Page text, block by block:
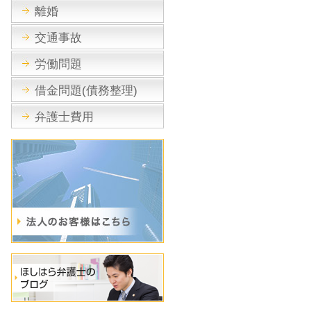
離婚
交通事故
労働問題
借金問題(債務整理)
弁護士費用